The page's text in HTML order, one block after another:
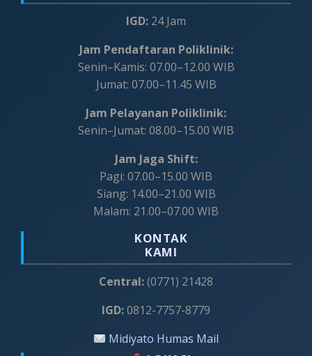
IGD: 24 Jam
Jam Pendaftaran Poliklinik:
Senin–Kamis: 07.00–12.00 WIB
Jumat: 07.00–11.45 WIB
Jam Pelayanan Poliklinik:
Senin–Jumat: 08.00–15.00 WIB
Jam Jaga Shift:
Pagi: 07.00–15.00 WIB
Siang: 14.00–21.00 WIB
Malam: 21.00–07.00 WIB
KONTAK
KAMI
Central:(0771) 21428
IGD:0812-7757-8779
Midiyato Humas Mail